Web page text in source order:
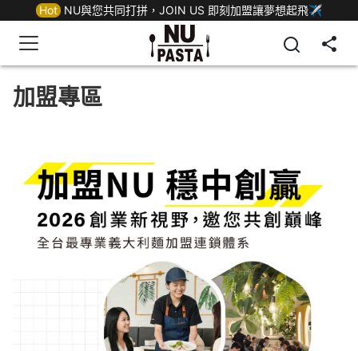
Hot NU與您共同打拼，JOIN US 即刻加盟讓夢想起飛✈
加盟專區